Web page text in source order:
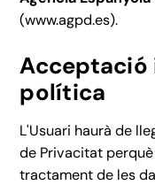
(www.agpd.es).
Acceptació
política
L'Usuari haurà de
de Privacitat
tractament de les